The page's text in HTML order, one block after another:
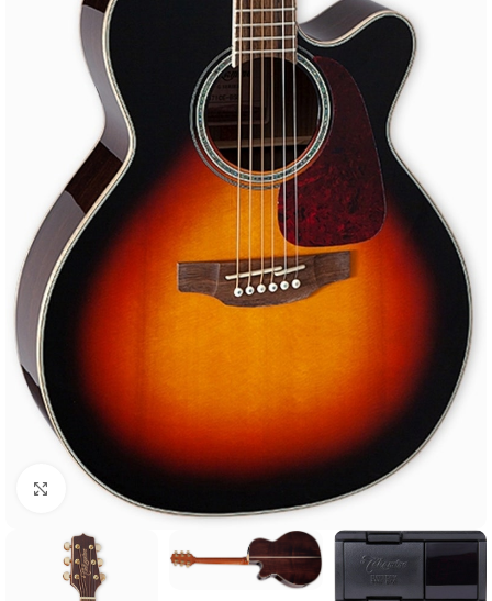
Spustelėkite, jei norite padidinti